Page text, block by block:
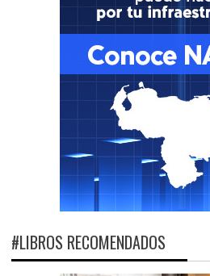
#LIBROS RECOMENDADOS